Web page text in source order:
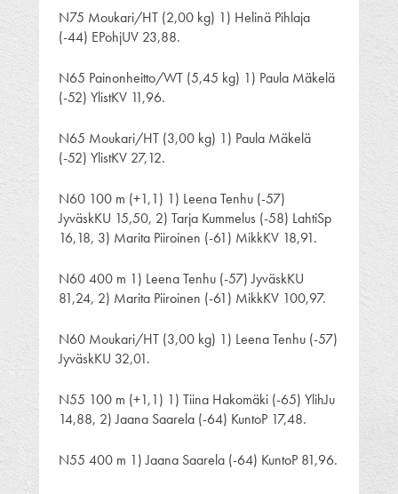
N75 Moukari/HT (2,00 kg) 1) Helinä Pihlaja
(-44) EPohjUV 23,88.
N65 Painonheitto/WT (5,45 kg) 1) Paula Mäkelä
(-52) YlistKV 11,96.
N65 Moukari/HT (3,00 kg) 1) Paula Mäkelä
(-52) YlistKV 27,12.
N60 100 m (+1,1) 1) Leena Tenhu (-57)
JyväskKU 15,50, 2) Tarja Kummelus (-58) LahtiSp
16,18, 3) Marita Piiroinen (-61) MikkKV 18,91.
N60 400 m 1) Leena Tenhu (-57) JyväskKU
81,24, 2) Marita Piiroinen (-61) MikkKV 100,97.
N60 Moukari/HT (3,00 kg) 1) Leena Tenhu (-57)
JyväskKU 32,01.
N55 100 m (+1,1) 1) Tiina Hakomäki (-65) YlihJu
14,88, 2) Jaana Saarela (-64) KuntoP 17,48.
N55 400 m 1) Jaana Saarela (-64) KuntoP 81,96.